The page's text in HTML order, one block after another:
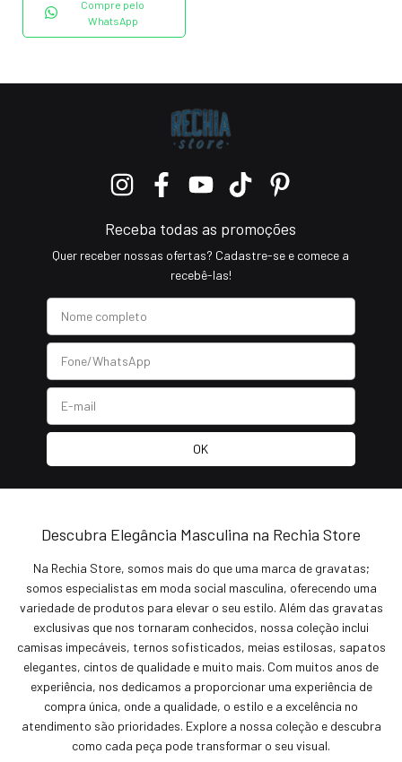
Compre pelo
WhatsApp
Receba todas as promoções
Quer receber nossas ofertas? Cadastre-se e comece a
recebê-las!
Descubra Elegância Masculina na Rechia Store
Na Rechia Store, somos mais do que uma marca de gravatas;
somos especialistas em moda social masculina, oferecendo uma
variedade de produtos para elevar o seu estilo. Além das gravatas
exclusivas que nos tornaram conhecidos, nossa coleção inclui
camisas impecáveis, ternos sofisticados, meias estilosas, sapatos
elegantes, cintos de qualidade e muito mais. Com muitos anos de
experiência, nos dedicamos a proporcionar uma experiência de
compra única, onde a qualidade, o estilo e a excelência no
atendimento são prioridades. Explore a nossa coleção e descubra
como cada peça pode transformar o seu visual.